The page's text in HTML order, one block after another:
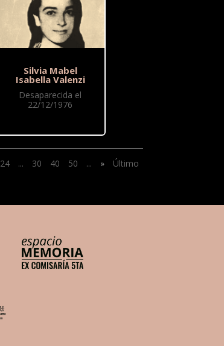
Silvia Mabel
Isabella Valenzi
Desaparecida el
22/12/1976
24 ... 30 40 50 ... » Último